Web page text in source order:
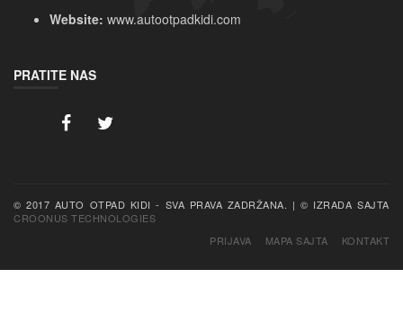
Website: www.autootpadkidi.com
PRATITE NAS
CROONUS TECHNOLOGIES
PRIJAVA
MAPA SAJTA KONTAKT